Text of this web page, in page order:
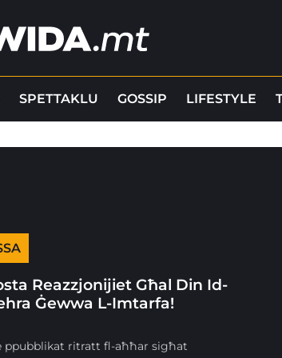
SPETTAKLU GOSSIP LIFESTYLE
Reazzjonijiet Għal Din Id-
Ġewwa L-Imtarfa!
ppubblikat ritratt fl-aħħar sigħat